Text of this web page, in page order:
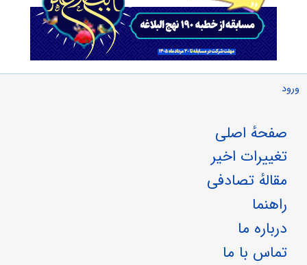
ورود
صفحهٔ اصلی
تغییرات اخیر
مقالهٔ تصادفی
راهنما
درباره ما
تماس با ما